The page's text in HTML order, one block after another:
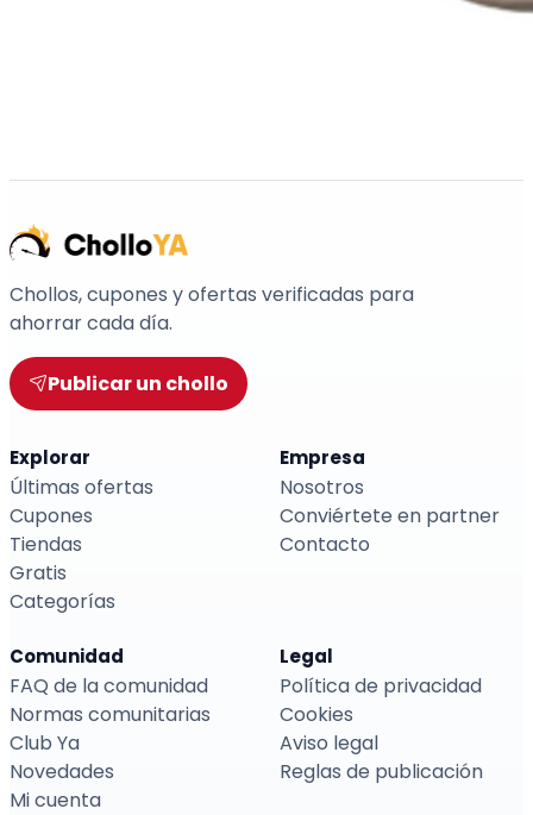
Chollos, cupones y ofertas verificadas para
ahorrar cada día.
Publicar un chollo
Explorar
Últimas ofertas
Cupones
Tiendas
Gratis
Categorías
Empresa
Nosotros
Conviértete en partner
Contacto
Comunidad
FAQ de la comunidad
Normas comunitarias
Club Ya
Novedades
Mi cuenta
Legal
Política de privacidad
Cookies
Aviso legal
Reglas de publicación